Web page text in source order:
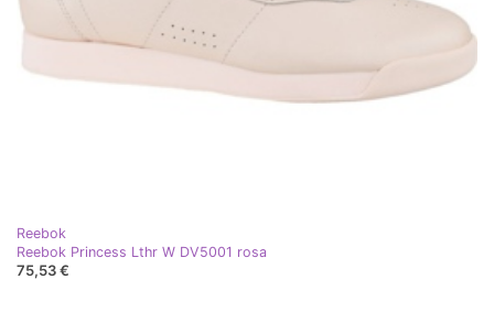
Reebok
Reebok Princess Lthr W DV5001 rosa
75,53 €